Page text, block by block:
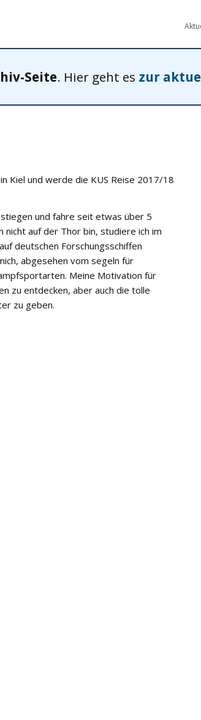
Seite. Hier geht es zur
Kiel und werde die KUS Reise 2017/18
und fahre seit etwas über 5
nicht auf der Thor bin, studiere ich im
deutschen Forschungsschiffen
abgesehen vom segeln für
Meine Motivation für
zu entdecken, aber auch die tolle
zu geben.